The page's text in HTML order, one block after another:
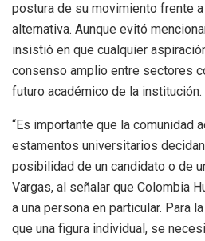
postura de su movimiento frente
alternativa. Aunque evitó
insistió en que cualquier
consenso amplio entre sectores
futuro académico de la institución.
“Es importante que la comunidad
estamentos universitarios
posibilidad de un candidato o de
Vargas, al señalar que Colombia
a una persona en particular. Para
que una figura individual, se